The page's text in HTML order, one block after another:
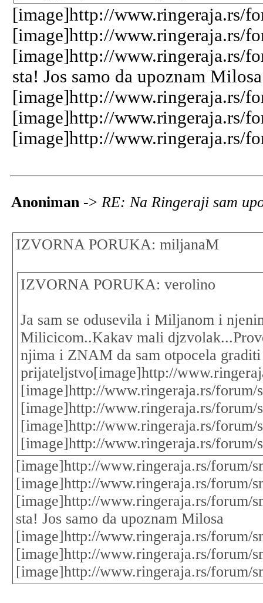
[image]http://www.ringeraja.rs/
[image]http://www.ringeraja.rs/
[image]http://www.ringeraja.rs/
sta! Jos samo da upoznam Milosa
[image]http://www.ringeraja.rs/
[image]http://www.ringeraja.rs/
[image]http://www.ringeraja.rs/
Anoniman-> RE: Na Ringeraji sam
IZVORNA PORUKA: miljanaM
IZVORNA PORUKA: verolino
Ja sam se odusevila i Miljanom i
Milicicom..Kakav mali
njima i ZNAM da sam otpocela
prijateljstvo[image]http://
[image]http://www.ringeraja.rs/
[image]http://www.ringeraja.rs/
[image]http://www.ringeraja.rs/
[image]http://www.ringeraja.rs/
[image]http://www.ringeraja.rs/forum/
[image]http://www.ringeraja.rs/forum/
[image]http://www.ringeraja.rs/forum/
sta! Jos samo da upoznam Milosa
[image]http://www.ringeraja.rs/forum/
[image]http://www.ringeraja.rs/forum/
[image]http://www.ringeraja.rs/forum/